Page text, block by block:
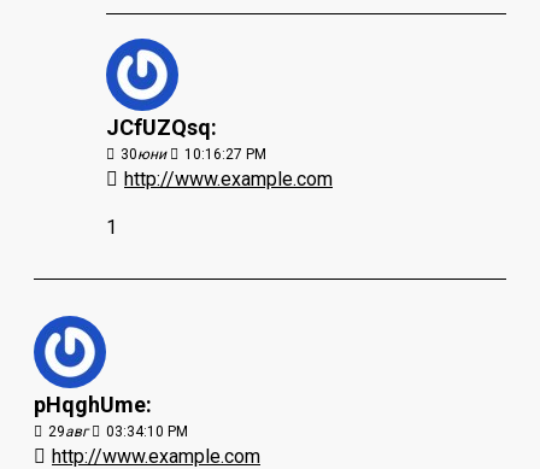
JCfUZQsq:
30юни 10:16:27 PM
http://www.example.com
1
pHqghUme:
29авг 03:34:10 PM
http://www.example.com